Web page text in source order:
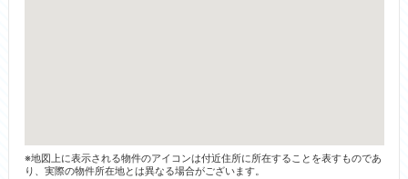
※地図上に表示される物件のアイコンは付近住所に所在することを表すものであ
り、実際の物件所在地とは異なる場合がございます。